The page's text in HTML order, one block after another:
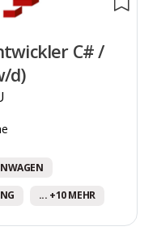
C# /
d)
... +10 MEHR